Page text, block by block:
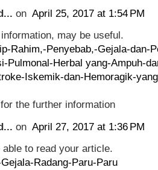
on April 25, 2017 at 1:54 PM
may be useful.
Rahim,-Penyebab,-Gejala-dan-
Pulmonal-Herbal yang-Ampuh-
Iskemik-dan-Hemoragik-
the further information
on April 27, 2017 at 1:36 PM
able to read your article.
Radang-Paru-Paru